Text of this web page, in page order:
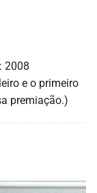
2008
e o primeiro
premiação.)